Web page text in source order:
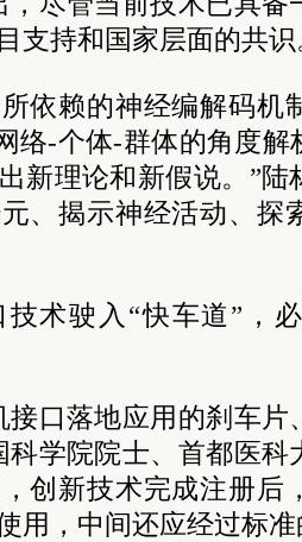
支持和国家层面的共识
依赖的神经编解码机
络-个体-群体的角度
新理论和新假说。”
、揭示神经活动、探
术驶入“快车道”，
接口落地应用的刹车
科学院院士、首都医
创新技术完成注册后
用，中间还应经过标